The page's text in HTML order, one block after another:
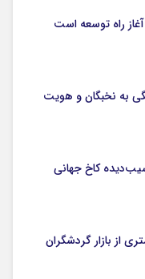
راه توسعه است
به نخبگان و هویت
کاخ جهانی
از بازار گردشگران